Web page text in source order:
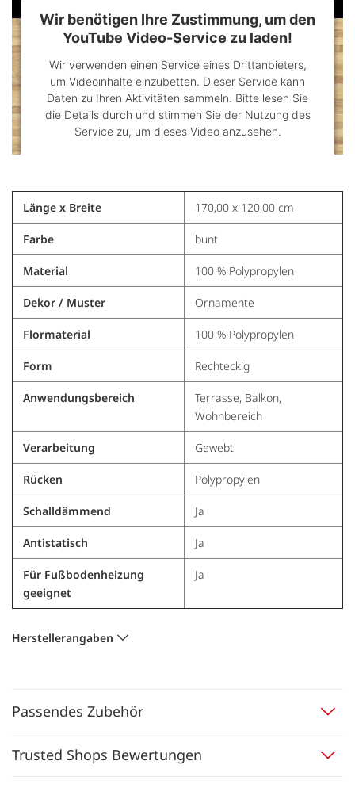
Wir benötigen Ihre Zustimmung, um den
YouTube Video-Service zu laden!
Wir verwenden einen Service eines Drittanbieters,
um Videoinhalte einzubetten. Dieser Service kann
Daten zu Ihren Aktivitäten sammeln. Bitte lesen Sie
die Details durch und stimmen Sie der Nutzung des
Service zu, um dieses Video anzusehen.
Akzeptieren
Trusted Shops
Länge x Breite 170,00 x 120,00 cm
Farbe bunt
Material 100 % Polypropylen
Dekor / Muster Ornamente
Flormaterial 100 % Polypropylen
Form Rechteckig
Anwendungsbereich
Terrasse, Balkon,
Wohnbereich
Verarbeitung Gewebt
Rücken Polypropylen
Schalldämmend Ja
Antistatisch Ja
Für Fußbodenheizung
geeignet
Ja
Herstellerangaben
Passendes Zubehör
Trusted Shops Bewertungen